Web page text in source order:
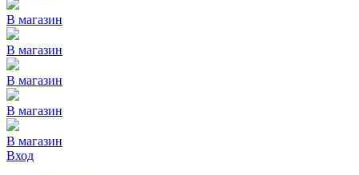
В магазин
В магазин
В магазин
В магазин
В магазин
Вход